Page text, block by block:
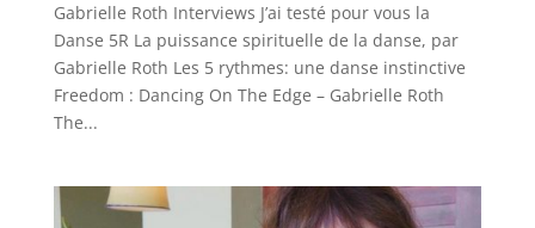
Gabrielle Roth Interviews J’ai testé pour vous la
Danse 5R La puissance spirituelle de la danse, par
Gabrielle Roth Les 5 rythmes: une danse instinctive
Freedom : Dancing On The Edge – Gabrielle Roth
The...